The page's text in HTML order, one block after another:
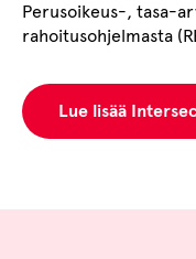
Perusoikeus-, tasa-
rahoitusohjelmasta
Lue lisää